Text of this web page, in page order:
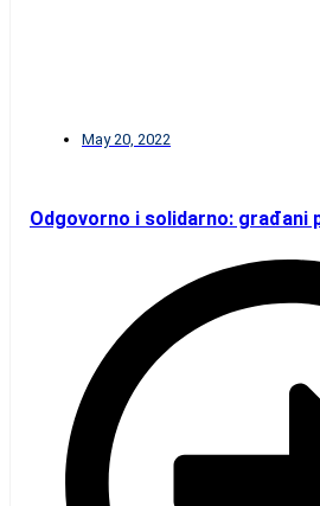
May 20, 2022
Odgovorno i solidarno: građani